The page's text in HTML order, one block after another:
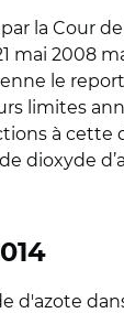
la Cour
mai 2008
le
limites
à
dioxyde
d'azote